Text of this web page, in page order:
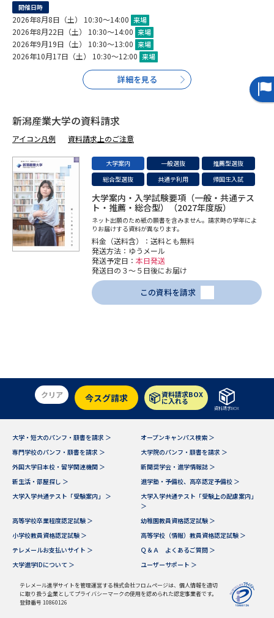
大学で学べる内容や特徴を調べる
新増設大学・学部・学科特集
国際・グローバルに強い大学特
集
デジタルパンフレット
新学年スタート号特集ページ
（高3生用）
新学年スタート号特集ページ
（高2生用）
SELFBRAND特集ページ
オープンキャンパスなどを調べる
オープンキャンパス検索 実施プログラムから探す
来場型・Web型イベント特集 夢ナビライブ
志望校・出願校を調べる
先輩が入学を決めた理由 テレメール全国一斉進学調査
新生活お役立ちガイド
学問検索
大学で学びたい学問発見
開催日時
2026年8月8日（土） 10:30～14:00 来場
2026年8月22日（土） 10:30～14:00 来場
2026年9月19日（土） 10:30～13:00 来場
2026年10月17日（土） 10:30～12:00 来場
詳細を見る
新潟産業大学の資料請求
アイコン凡例 資料請求上のご注意
大学案内 一般選抜
推薦型選抜
総合型選抜
共通テ利用 帰国生入試
大学案内・入学試験要項（一般・共通テス
ト・推薦・総合型）（2027年度版）
ネット出願のため紙の願書を含みません。請求時の学年によ
りお届けする資料が異なります。
料金（送料含）：送料とも無料
発送方法：ゆうメール
発送予定日： 本日発送
発送日の３～５日後にお届け
この資料を請求
クリア 今スグ請求 資料請求BOX
に入れる
資料請求BOX
大学・短大のパンフ・願書を請求 ＞
オープンキャンパス検索 ＞
専門学校のパンフ・願書を請求 ＞
大学院のパンフ・願書を請求 ＞
外国大学日本校・留学関連機関 ＞
新聞奨学会・進学情報誌 ＞
新生活・部屋探し ＞
進学塾・予備校、高卒認定予備校 ＞
大学入学共通テスト「受験案内」 ＞
大学入学共通テスト「受験上の配慮案内」
＞
高等学校卒業程度認定試験 ＞
幼稚園教員資格認定試験 ＞
小学校教員資格認定試験 ＞
高等学校（情報）教員資格認定試験 ＞
テレメールお支払いサイト ＞
Ｑ＆Ａ よくあるご質問 ＞
大学進学IDについて ＞
ユーザーサポート ＞
テレメール進学サイトを管理運営する株式会社フロムページは、個人情報を適切
に取り扱う企業としてプライバシーマークの使用を認められた認定事業者です。
登録番号 10860126